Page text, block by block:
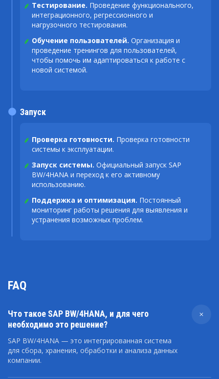
Тестирование. Проведение функционального,
интеграционного, регрессионного и
нагрузочного тестирования.
Обучение пользователей. Организация и
проведение тренингов для пользователей,
чтобы помочь им адаптироваться к работе с
новой системой.
Проверка готовности. Проверка готовности
системы к эксплуатации.
Запуск системы. Официальный запуск SAP
BW/4HANA и переход к его активному
использованию.
Поддержка и оптимизация. Постоянный
мониторинг работы решения для выявления и
устранения возможных проблем.
Запуск
FAQ
Что такое SAP BW/4HANA, и для чего
необходимо это решение?
SAP BW/4HANA — это интегрированная система
для сбора, хранения, обработки и анализа данных
компании.